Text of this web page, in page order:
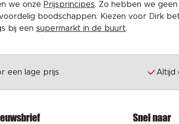
we onze Prijsprincipes. Zo hebben we
boodschappen. Kiezen voor Dirk
bij een supermarkt in de buurt.
een lage prijs Altijd
Snel naar